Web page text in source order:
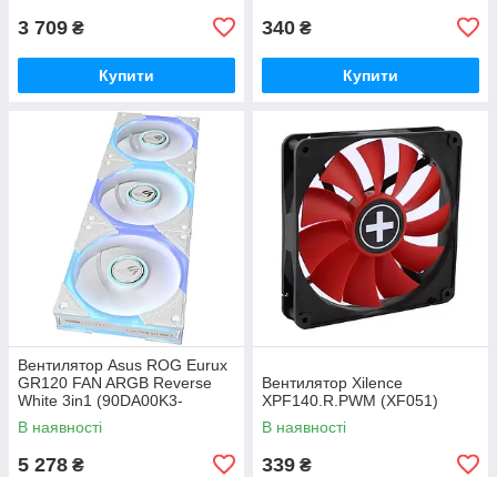
3 709 ₴
Купити
340 ₴
Купити
Вентилятор Asus ROG Eurux
GR120 FAN ARGB Reverse
White 3in1 (90DA00K3-
B09020)
В наявності
5 278 ₴
Вентилятор Xilence
XPF140.R.PWM (XF051)
В наявності
339 ₴